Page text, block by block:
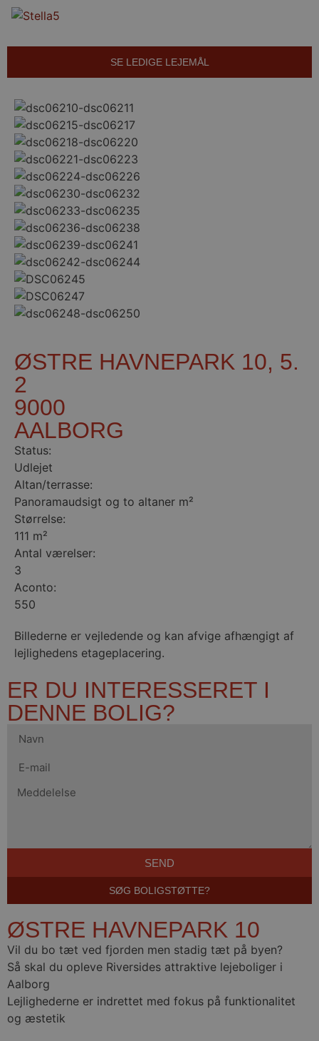
SE LEDIGE LEJEMÅL
ØSTRE HAVNEPARK 10, 5.
2
9000
AALBORG
Status:
Udlejet
Altan/terrasse:
Panoramaudsigt og to altaner m²
Størrelse:
111 m²
Antal værelser:
3
Aconto:
550
Billederne er vejledende og kan afvige afhængigt af
lejlighedens etageplacering.
ER DU INTERESSERET I
DENNE BOLIG?
SEND
SØG BOLIGSTØTTE?
ØSTRE HAVNEPARK 10
Vil du bo tæt ved fjorden men stadig tæt på byen?
Så skal du opleve Riversides attraktive lejeboliger i
Aalborg
Lejlighederne er indrettet med fokus på funktionalitet
og æstetik